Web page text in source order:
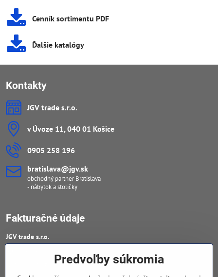
Cenník sortimentu PDF
Ďalšie katalógy
Kontakty
JGV trade s​.r​.o​.
v Úvoze 11, 040 01 Košice
0905 258 196
bratislava​@jgv​.sk
obchodný partner Bratislava
- nábytok a stoličky
Fakturačné údaje
JGV trade s​.r​.o​.
DIČ : 20223652906Predvoľby súkromia